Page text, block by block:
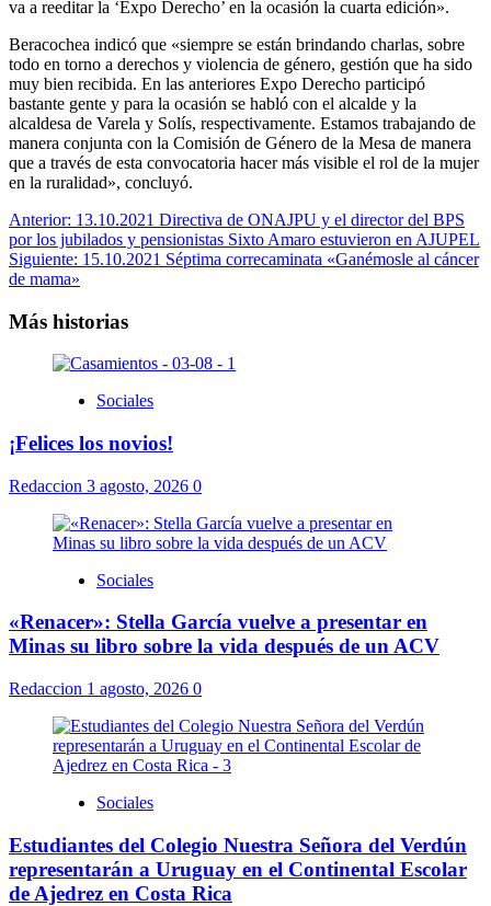
va a reeditar la ‘Expo Derecho’ en la ocasión la cuarta edición».
Beracochea indicó que «siempre se están brindando charlas, sobre
todo en torno a derechos y violencia de género, gestión que ha sido
muy bien recibida. En las anteriores Expo Derecho participó
bastante gente y para la ocasión se habló con el alcalde y la
alcaldesa de Varela y Solís, respectivamente. Estamos trabajando de
manera conjunta con la Comisión de Género de la Mesa de manera
que a través de esta convocatoria hacer más visible el rol de la mujer
en la ruralidad», concluyó.
Navegación
de
entradas
Anterior: 13.10.2021 Directiva de ONAJPU y el director del BPS
por los jubilados y pensionistas Sixto Amaro estuvieron en AJUPEL
Siguiente: 15.10.2021 Séptima correcaminata «Ganémosle al cáncer
de mama»
Más historias
Sociales
¡Felices los novios!
Redaccion 3 agosto, 2026 0
Sociales
«Renacer»: Stella García vuelve a presentar en
Minas su libro sobre la vida después de un ACV
Redaccion 1 agosto, 2026 0
Sociales
Estudiantes del Colegio Nuestra Señora del Verdún
representarán a Uruguay en el Continental Escolar
de Ajedrez en Costa Rica